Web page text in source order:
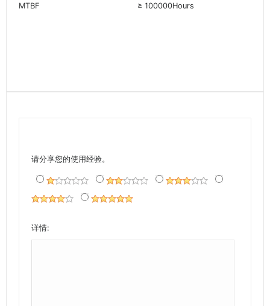
MTBF
≥ 100000Hours
请分享您的使用经验。
详情: